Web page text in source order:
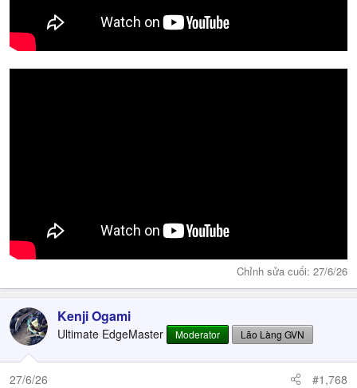
Chỉnh sửa cuối: 27/6/26
Kenji Ogami
Ultimate EdgeMaster Moderator Lão Làng GVN
27/6/26 #1,768